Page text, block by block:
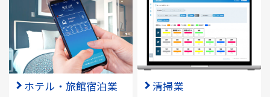
ホテル・旅館宿泊業 清掃業